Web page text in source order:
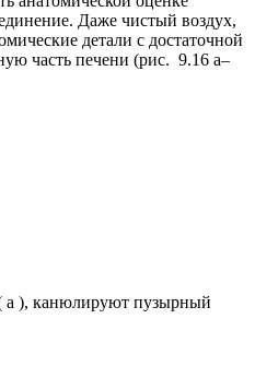
Даже чистый воздух,
детали с достаточной
часть печени (рис. 9.16 а–
а ), канюлируют пузырный